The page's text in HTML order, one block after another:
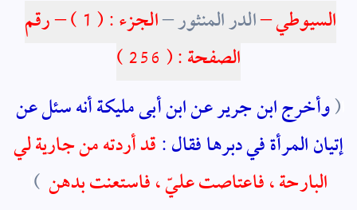
السيوطي –الدر المنثور –
الجزء : ( 1 ) – رقم
الصفحة : ( 256 )
(وأخرج ابن جرير عن ابن أبى مليكة أنه سئل عن
إتيان المرأة في دبرها فقال :قد أردته من جارية لي
البارحة ، فاعتاصت عليّ ، فاستعنت بدهن)